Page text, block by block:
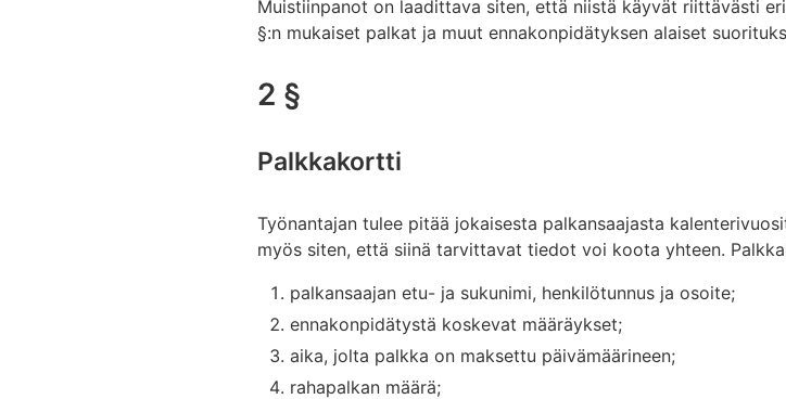
Muistiinpanot on laadittava siten, että niistä käyvät riittävästi
§:n mukaiset palkat ja muut ennakonpidätyksen alaiset
2 §
Palkkakortti
Työnantajan tulee pitää jokaisesta palkansaajasta
myös siten, että siinä tarvittavat tiedot voi koota yhteen.
palkansaajan etu- ja sukunimi, henkilötunnus ja osoite;
ennakonpidätystä koskevat määräykset;
aika, jolta palkka on maksettu päivämäärineen;
rahapalkan määrä;